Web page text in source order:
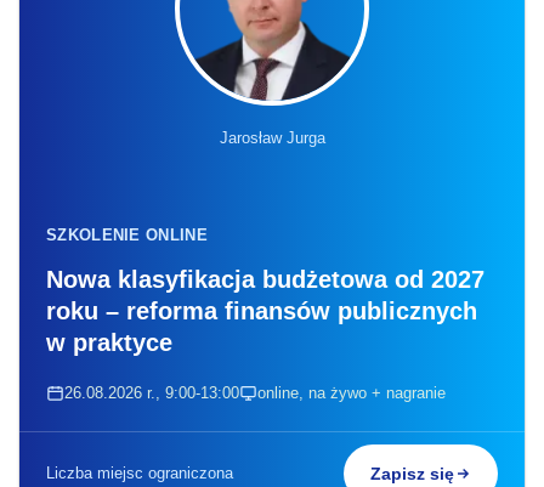
Jarosław Jurga
SZKOLENIE ONLINE
Nowa klasyfikacja budżetowa od 2027
roku – reforma finansów publicznych
w praktyce
26.08.2026 r., 9:00-13:00 online, na żywo + nagranie
Liczba miejsc ograniczona Zapisz się